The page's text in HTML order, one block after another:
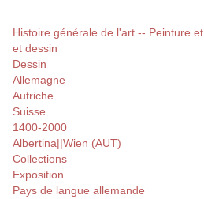
Histoire générale de l'art -- Peinture
et dessin
Dessin
Allemagne
Autriche
Suisse
1400-2000
Albertina||Wien (AUT)
Collections
Exposition
Pays de langue allemande